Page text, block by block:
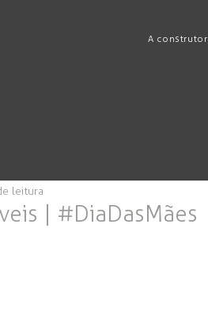
A
| #DiaDasMães
leitura